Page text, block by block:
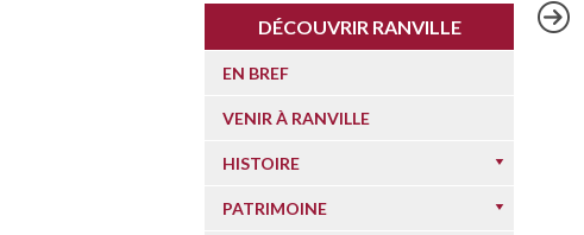
DÉCOUVRIR RANVILLE
EN BREF
VENIR À RANVILLE
HISTOIRE
PATRIMOINE